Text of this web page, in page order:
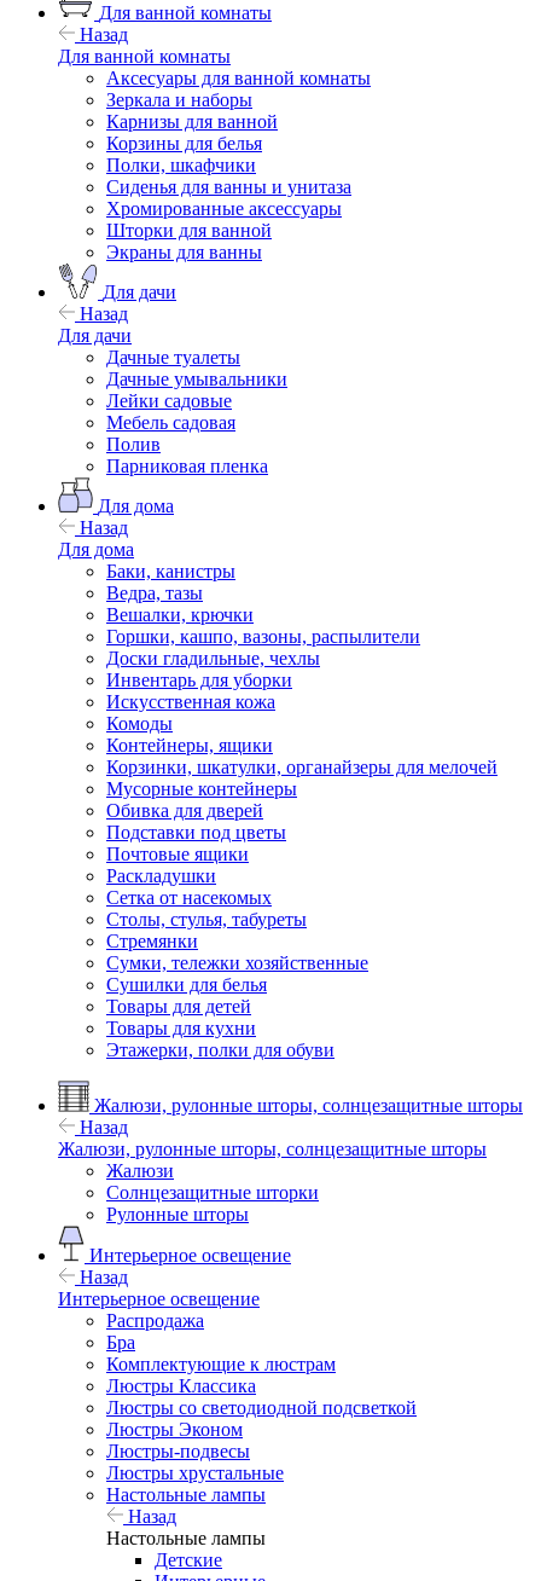
Для ванной комнаты
Назад
Для ванной комнаты
Аксесуары для ванной комнаты
Зеркала и наборы
Карнизы для ванной
Корзины для белья
Полки, шкафчики
Сиденья для ванны и унитаза
Хромированные аксессуары
Шторки для ванной
Экраны для ванны
Для дачи
Назад
Для дачи
Дачные туалеты
Дачные умывальники
Лейки садовые
Мебель садовая
Полив
Парниковая пленка
Для дома
Назад
Для дома
Баки, канистры
Ведра, тазы
Вешалки, крючки
Горшки, кашпо, вазоны, распылители
Доски гладильные, чехлы
Инвентарь для уборки
Искусственная кожа
Комоды
Контейнеры, ящики
Корзинки, шкатулки, органайзеры для мелочей
Мусорные контейнеры
Обивка для дверей
Подставки под цветы
Почтовые ящики
Раскладушки
Сетка от насекомых
Столы, стулья, табуреты
Стремянки
Сумки, тележки хозяйственные
Сушилки для белья
Товары для детей
Товары для кухни
Этажерки, полки для обуви
Жалюзи, рулонные шторы, солнцезащитные шторы
Назад
Жалюзи, рулонные шторы, солнцезащитные шторы
Жалюзи
Солнцезащитные шторки
Рулонные шторы
Интерьерное освещение
Назад
Интерьерное освещение
Распродажа
Бра
Комплектующие к люстрам
Люстры Классика
Люстры со светодиодной подсветкой
Люстры Эконом
Люстры-подвесы
Люстры хрустальные
Настольные лампы
Назад
Настольные лампы
Детские